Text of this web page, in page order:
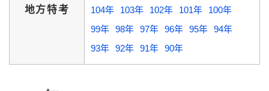
地方特考
104年
103年 102年 101年
100年
99年 98年 97年 96年 95年 94年
93年 92年 91年 90年